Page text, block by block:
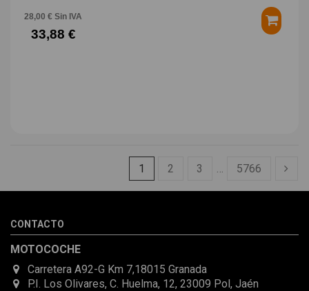
28,00 € Sin IVA
33,88 €
1 2 3 … 5766
CONTACTO
MOTOCOCHE
Carretera A92-G Km 7,18015 Granada
P.I. Los Olivares, C. Huelma, 12, 23009 Pol, Jaén